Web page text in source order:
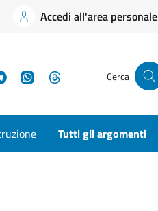
Accedi all'area personale
TelegramWhatsApp Cerca
Tutti gli argomenti